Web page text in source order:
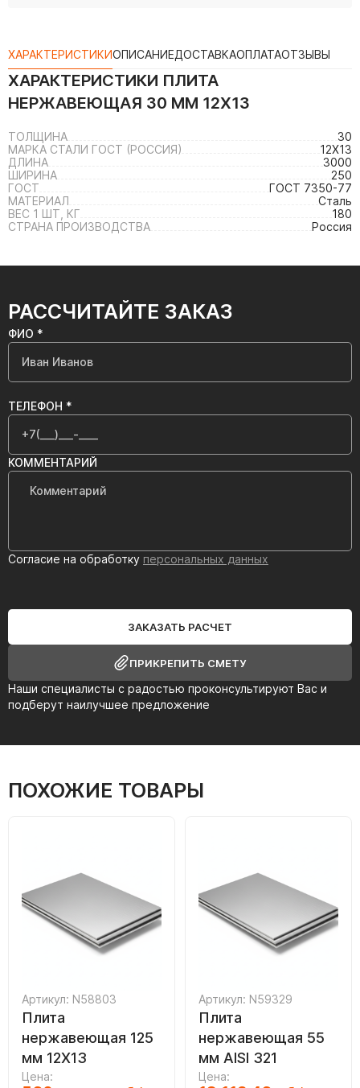
ХАРАКТЕРИСТИКИОПИСАНИЕДОСТАВКАОПЛАТАОТЗЫВЫ
ХАРАКТЕРИСТИКИ ПЛИТА
НЕРЖАВЕЮЩАЯ 30 ММ 12Х13
ТОЛЩИНА
30
МАРКА СТАЛИ ГОСТ (РОССИЯ)
12Х13
ДЛИНА
3000
ШИРИНА
250
ГОСТ
ГОСТ 7350-77
МАТЕРИАЛ
Сталь
ВЕС 1 ШТ, КГ
180
СТРАНА ПРОИЗВОДСТВА
Россия
РАССЧИТАЙТЕ ЗАКАЗ
Наши специалисты с радостью проконсультируют Вас и
подберут наилучшее предложение
ФИО *
ТЕЛЕФОН *
КОММЕНТАРИЙ
Согласие на обработку персональных данных
ЗАКАЗАТЬ РАСЧЕТ
ПРИКРЕПИТЬ СМЕТУ
ПОХОЖИЕ ТОВАРЫ
Артикул: N58803
Плита
нержавеющая 125
мм 12Х13
Цена:
Артикул: N59329
Плита
нержавеющая 55
мм AISI 321
Цена: